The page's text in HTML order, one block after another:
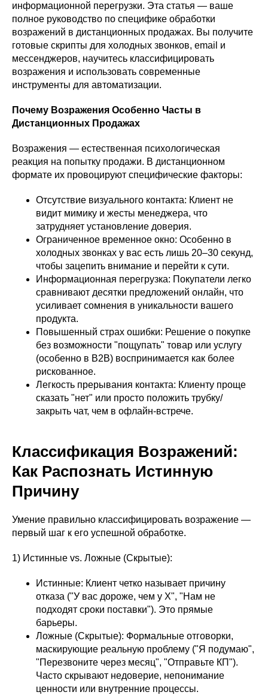
информационной перегрузки. Эта статья — ваше
полное руководство по специфике обработки
возражений в дистанционных продажах. Вы получите
готовые скрипты для холодных звонков, email и
мессенджеров, научитесь классифицировать
возражения и использовать современные
инструменты для автоматизации.
Почему Возражения Особенно Часты в
Дистанционных Продажах
Возражения — естественная психологическая
реакция на попытку продажи. В дистанционном
формате их провоцируют специфические факторы:
Отсутствие визуального контакта: Клиент не
видит мимику и жесты менеджера, что
затрудняет установление доверия.
Ограниченное временное окно: Особенно в
холодных звонках у вас есть лишь 20–30 секунд,
чтобы зацепить внимание и перейти к сути.
Информационная перегрузка: Покупатели легко
сравнивают десятки предложений онлайн, что
усиливает сомнения в уникальности вашего
продукта.
Повышенный страх ошибки: Решение о покупке
без возможности "пощупать" товар или услугу
(особенно в B2B) воспринимается как более
рискованное.
Легкость прерывания контакта: Клиенту проще
сказать "нет" или просто положить трубку/
закрыть чат, чем в офлайн-встрече.
Классификация Возражений:
Как Распознать Истинную
Причину
Умение правильно классифицировать возражение —
первый шаг к его успешной обработке.
1) Истинные vs. Ложные (Скрытые):
Истинные: Клиент четко называет причину
отказа ("У вас дороже, чем у Х", "Нам не
подходят сроки поставки"). Это прямые
барьеры.
Ложные (Скрытые): Формальные отговорки,
маскирующие реальную проблему ("Я подумаю",
"Перезвоните через месяц", "Отправьте КП").
Часто скрывают недоверие, непонимание
ценности или внутренние процессы.